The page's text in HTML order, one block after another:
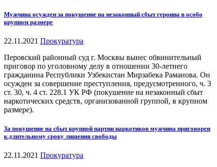
Мужчина осужден за покушение на незаконный сбыт героина в особо
крупном размере
22.11.2021 Прокуратура
Перовский районный суд г. Москвы вынес обвинительный
приговор по уголовному делу в отношении 30-летнего
гражданина Республики Узбекистан Мирзабека Раманова. Он
осужден за совершение преступления, предусмотренного, ч. 3
ст. 30, ч. 4 ст. 228.1 УК РФ (покушение на незаконный сбыт
наркотических средств, организованной группой, в крупном
размере).
За покушение на сбыт крупной партии наркотиков мужчина приговорен
к длительному сроку лишения свободы
22.11.2021 Прокуратура